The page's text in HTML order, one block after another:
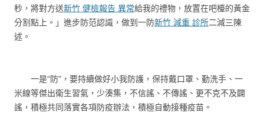
秒，將對方送新竹 健檢報告 異常給我的禮物，放置在吧檯的黃金
分割點上。」進步防范認識，做到一防新竹 減重 診所二減三陳
述。
一是“防”，要持續做好小我防護，保持戴口罩、勤洗手、一
米線等傑出衛生習氣，少湊集，不信謠、不傳謠、更不克不及闢
謠，積極共同落實各項防疫辦法，積極自動接種疫苗。